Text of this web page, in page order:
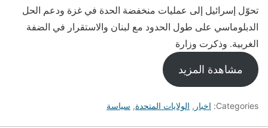
تحوّل إسرائيل إلى عمليات منخفضة الحدة في غزة ودعم الحل
الدبلوماسي على طول الحدود مع لبنان والاستقرار في الضفة
الغربية. وذكرت وزارة
مشاهدة المزيد
Categories: اخبار , الولايات المتحدة, سياسة